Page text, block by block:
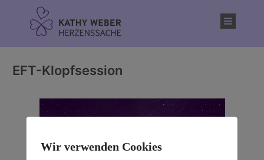
EFT-Klopfsession
Wir verwenden Cookies